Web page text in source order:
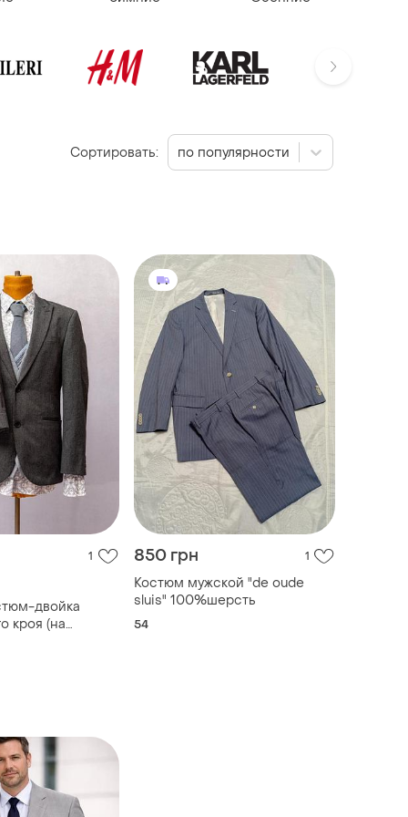
1
двойка
кроя (на
✂️next,
850 грн 1
Костюм мужской "de oude
sluis" 100%шерсть
54
Сортировать: по популярности